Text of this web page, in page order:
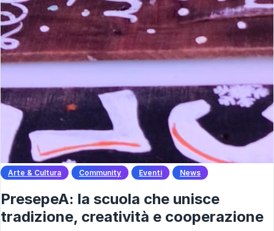
Arte & Cultura Community Eventi News
PresepeA: la scuola che unisce
tradizione, creatività e cooperazione